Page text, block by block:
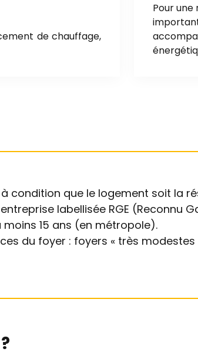
de chauffage,
Pour
condition que le logement soit la
labellisée RGE (Reconnu
15 ans (en métropole).
du foyer : foyers « très